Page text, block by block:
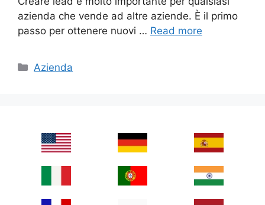
azienda che vende ad altre aziende. È il primo
passo per ottenere nuovi … Read more
Categories
Azienda